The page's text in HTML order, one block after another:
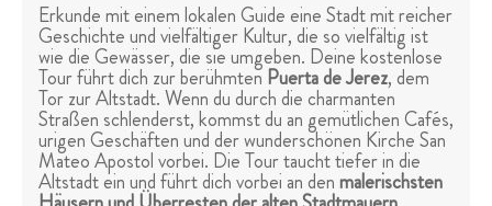
Erkunde mit einem lokalen Guide eine Stadt mit reicher
Geschichte und vielfältiger Kultur, die so vielfältig ist
wie die Gewässer, die sie umgeben. Deine kostenlose
Tour führt dich zur berühmtenPuerta de Jerez, dem
Tor zur Altstadt. Wenn du durch die charmanten
Straßen schlenderst, kommst du an gemütlichen Cafés,
urigen Geschäften und der wunderschönen Kirche San
Mateo Apostol vorbei. Die Tour taucht tiefer in die
Altstadt ein und führt dich vorbei an denmalerischsten